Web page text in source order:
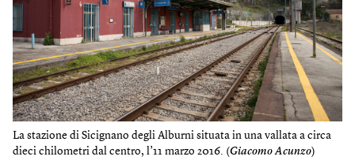
La stazione di Sicignano degli Alburni situata in una vallata a circa
dieci chilometri dal centro, l’11 marzo 2016. (Giacomo Acunzo)